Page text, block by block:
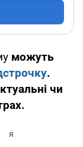
можуть
.
чи